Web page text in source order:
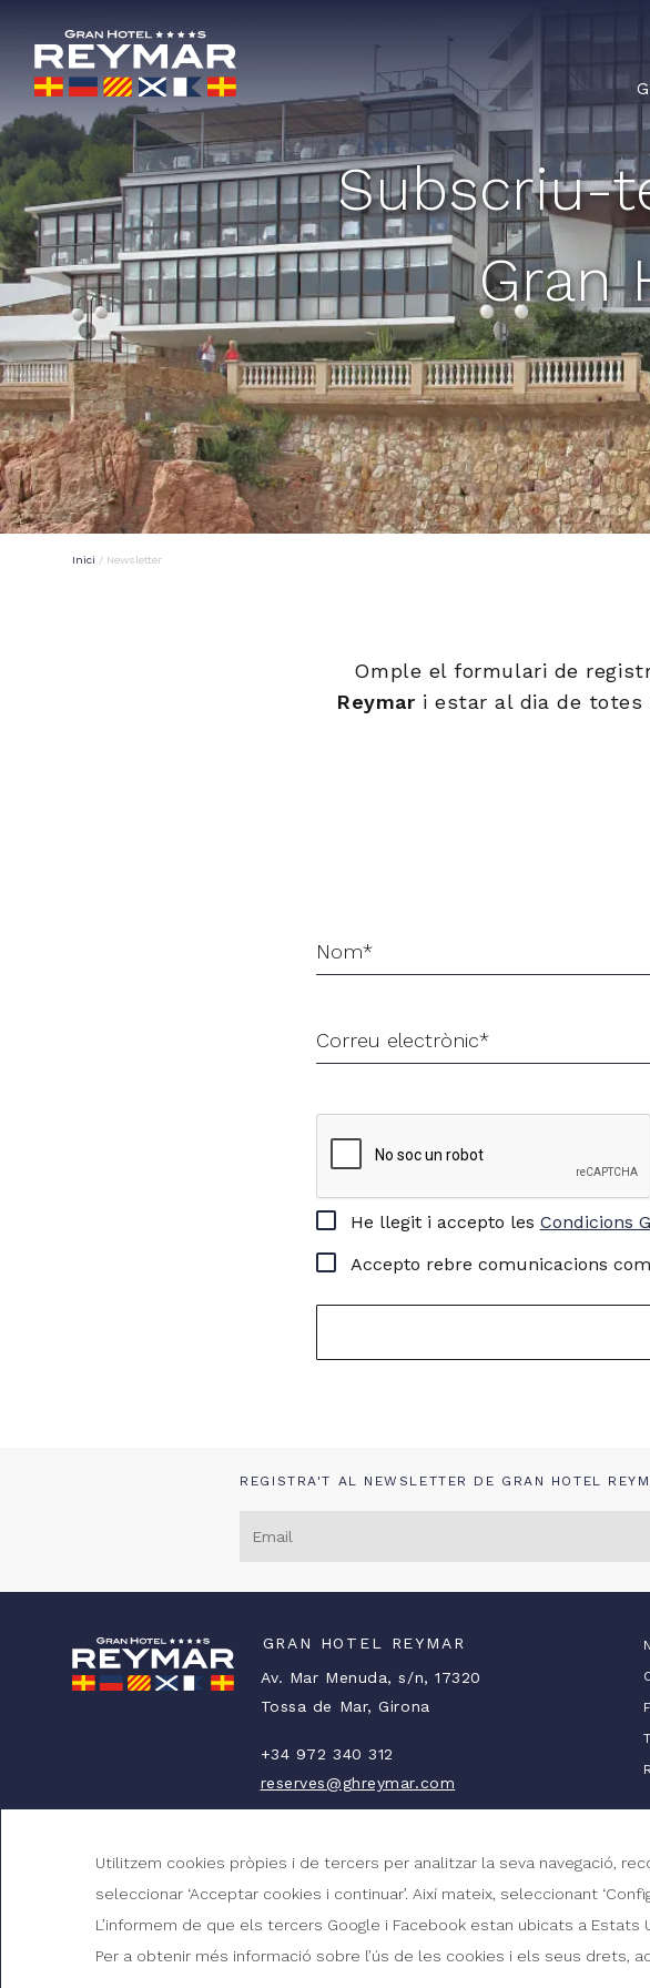
Subscriu-
Gran
Inici / Newsletter
Omple el formulari de
Reymar i estar al dia de totes
Nom*
Correu electrònic*
He llegit i accepto les Condicions
Accepto rebre comunicacions
REGISTRA'T AL NEWSLETTER DE GRAN HOTEL
GRAN HOTEL REYMAR
Av. Mar Menuda, s/n, 17320
Tossa de Mar, Girona
+34 972 340 312
reserves@ghreymar.com
COM ARRIBAR?
Utilitzem cookies pròpies i de tercers per analitzar la seva navegació,
seleccionar ‘Acceptar cookies i continuar’. Així mateix, seleccionant
L’informem de que els tercers Google i Facebook estan ubicats a
Per a obtenir més informació sobre l’ús de les cookies i els seus drets,